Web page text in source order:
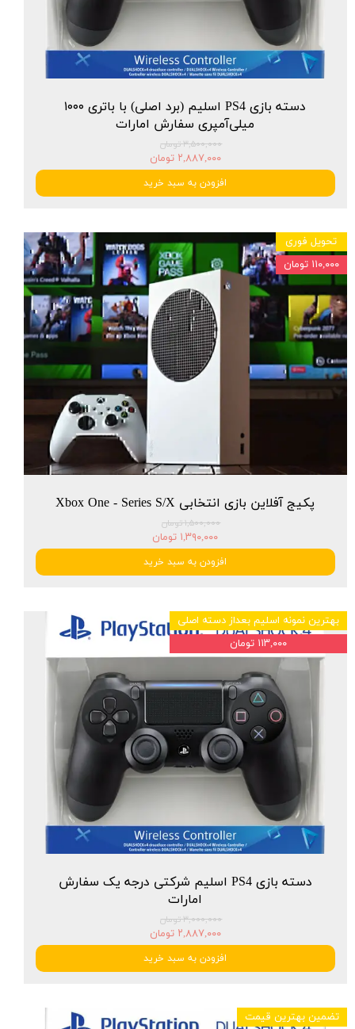
دسته بازی PS4 اسلیم (برد اصلی) با باتری ۱۰۰۰
میلی‌آمپری سفارش امارات
۳,۵۰۰,۰۰۰ تومان
۲,۸۸۷,۰۰۰ تومان
افزودن به سبد خرید
پکیج آفلاین بازی انتخابی Xbox One - Series S/X
۱,۵۰۰,۰۰۰ تومان
۱,۳۹۰,۰۰۰ تومان
افزودن به سبد خرید
تحویل فوری
۱۱۰,۰۰۰ تومان
دسته بازی PS4 اسلیم شرکتی درجه یک سفارش
امارات
۳,۰۰۰,۰۰۰ تومان
۲,۸۸۷,۰۰۰ تومان
افزودن به سبد خرید
بهترین نمونه اسلیم بعداز دسته اصلی
۱۱۳,۰۰۰ تومان
تضمین بهترین قیمت